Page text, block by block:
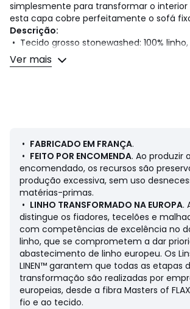
simplesmente para transformar o interior
esta capa cobre perfeitamente o sofá
Descrição:
• Tecido grosso stonewashed: 100%
• Cada conjunto inclui uma capa para as
assento, as almofadas de encosto e a
Cores Castanho-esverdeado, Natural
Tamanhos 3 lugares, 4 lugares
Ver mais
• FABRICADO EM FRANÇA.
• FEITO POR ENCOMENDA. Ao produzir
encomendado, os recursos são
produção excessiva, sem uso
matérias-primas.
• LINHO TRANSFORMADO NA EUROPA.
distingue os fiadores, tecelões e
com competências de excelência no
linho, que se comprometem a dar
abastecimento de linho europeu. Os
LINEN™ garantem que todas as etapas
transformação são realizadas por
europeias, desde a fibra Masters of
fio e ao tecido.